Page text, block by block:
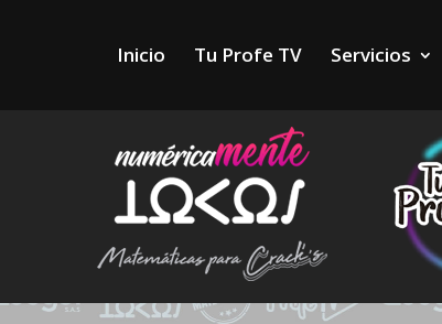
Inicio Tu Profe TV Servicios